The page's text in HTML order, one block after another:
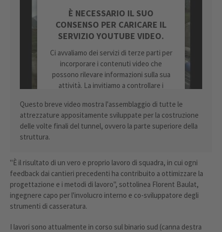
È NECESSARIO IL SUO
CONSENSO PER CARICARE IL
SERVIZIO YOUTUBE VIDEO.
Ci avvaliamo dei servizi di terze parti per
incorporare i contenuti video che
possono rilevare informazioni sulla sua
attività. La invitiamo a controllare i
guardare questo video.
ACCETTA
powered byUsercentrics Consent
Management Platform
Questo breve video mostra l'assemblaggio di tutte le
attrezzature appositamente sviluppate per la costruzione
delle volte finali del tunnel, ovvero la parte superiore della
struttura.
"È il risultato di un vero e proprio lavoro di squadra, in cui ogni
feedback dai cantieri precedenti ha contribuito a ottimizzare la
progettazione e i metodi di lavoro", sottolinea Florent Baulat,
ingegnere capo per l'involucro interno e co-sviluppatore degli
strumenti di casseratura.
I lavori sono attualmente in corso sul binario sud (canna destra